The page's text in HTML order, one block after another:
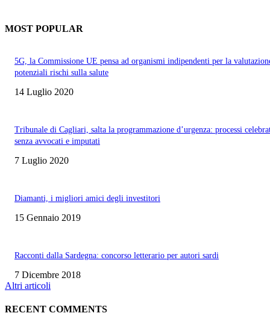
MOST POPULAR
5G, la Commissione UE pensa ad organismi indipendenti per la
potenziali rischi sulla salute
14 Luglio 2020
Tribunale di Cagliari, salta la programmazione d’urgenza: processi
senza avvocati e imputati
7 Luglio 2020
Diamanti, i migliori amici degli investitori
15 Gennaio 2019
Racconti dalla Sardegna: concorso letterario per autori sardi
7 Dicembre 2018
Altri articoli
RECENT COMMENTS